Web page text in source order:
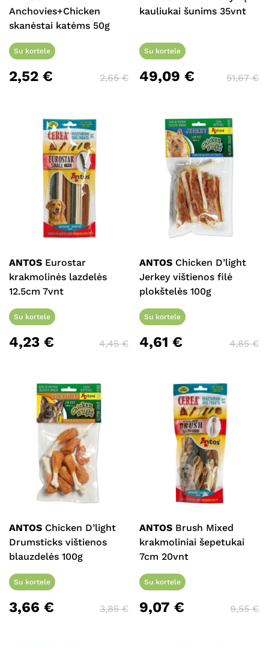
Krepšelyje nėra produktų.
Anchovies+Chicken
skanėstai katėms 50g
Su kortele
2,52 € 2,65€
kauliukai šunims 35vnt
Su kortele
49,09€ 51,67€
ANTOS Eurostar
krakmolinės lazdelės
12.5cm 7vnt
Su kortele
4,23 € 4,45€
ANTOS Chicken D’light
Jerkey vištienos filė
plokštelės 100g
Su kortele
4,61€ 4,85€
ANTOS Chicken D’light
Drumsticks vištienos
blauzdelės 100g
Su kortele
3,66 € 3,85€
ANTOS Brush Mixed
krakmoliniai šepetukai
7cm 20vnt
Su kortele
9,07€ 9,55€